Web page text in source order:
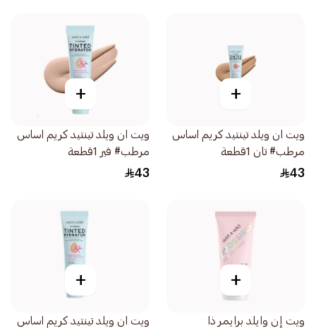
+
ويت ان ويلد تينتيد كريم اساس
مرطب# تان 1قطعة
43
+
ويت ان ويلد تينتيد كريم اساس
مرطب# فير 1قطعة
43
+
ويت إن وايلد برايمر ذا
+
ويت ان ويلد تينتيد كريم اساس